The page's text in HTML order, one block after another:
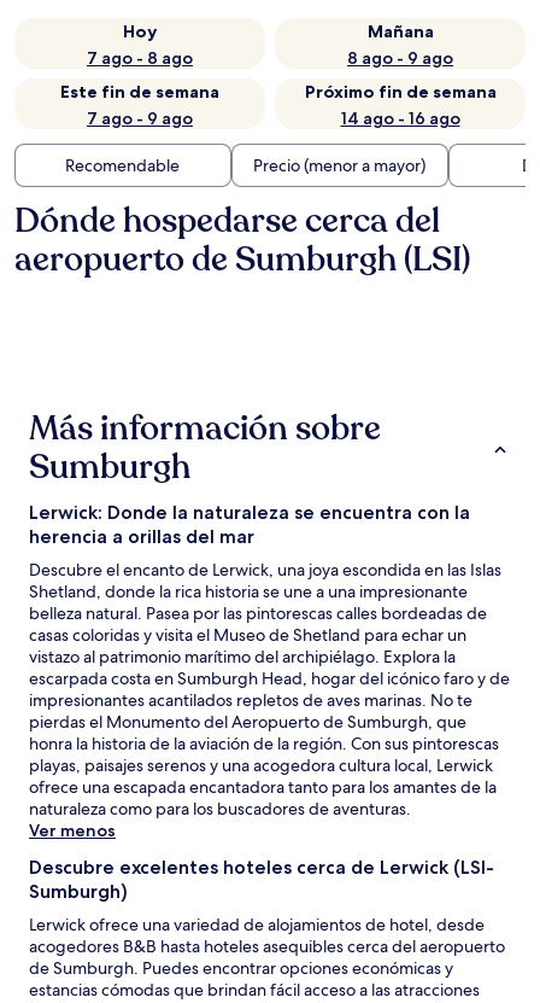
Hoy
7 ago - 8 ago
Mañana
8 ago - 9 ago
Este fin de semana
7 ago - 9 ago
Próximo fin de semana
14 ago - 16 ago
Recomendable Precio (menor a mayor)
Dónde hospedarse cerca del
aeropuerto de Sumburgh (LSI)
Más información sobre
Sumburgh
Lerwick: Donde la naturaleza se encuentra con la
herencia a orillas del mar
Descubre el encanto de Lerwick, una joya escondida en las Islas
Shetland, donde la rica historia se une a una impresionante
belleza natural. Pasea por las pintorescas calles bordeadas de
casas coloridas y visita el Museo de Shetland para echar un
vistazo al patrimonio marítimo del archipiélago. Explora la
escarpada costa en Sumburgh Head, hogar del icónico faro y de
impresionantes acantilados repletos de aves marinas. No te
pierdas el Monumento del Aeropuerto de Sumburgh, que
honra la historia de la aviación de la región. Con sus pintorescas
playas, paisajes serenos y una acogedora cultura local, Lerwick
ofrece una escapada encantadora tanto para los amantes de la
naturaleza como para los buscadores de aventuras.
Ver menos
Descubre excelentes hoteles cerca de Lerwick (LSI-
Sumburgh)
Lerwick ofrece una variedad de alojamientos de hotel, desde
acogedores B&B hasta hoteles asequibles cerca del aeropuerto
de Sumburgh. Puedes encontrar opciones económicas y
estancias cómodas que brindan fácil acceso a las atracciones